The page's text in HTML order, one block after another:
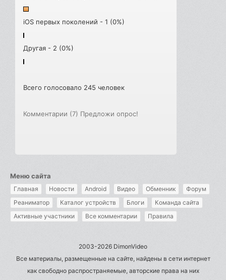
iOS первых поколений - 1 (0%)
Другая - 2 (0%)
Всего голосовало 245 человек
Комментарии (7) Предложи опрос!
Меню сайта
Главная Новости Android Видео Обменник
Форум
Реаниматор
Каталог устройств Блоги
Команда сайта
Активные участники
Все комментарии Правила
2003-2026 DimonVideo
Все материалы, размещенные на сайте, найдены в сети интернет
как свободно распространяемые, авторские права на них